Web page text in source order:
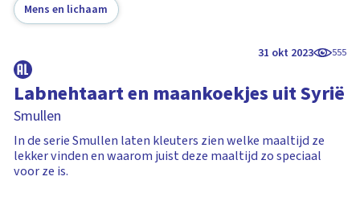
Mens en lichaam
31 okt 2023 555
Labnehtaart en maankoekjes uit Syrië
Smullen
In de serie Smullen laten kleuters zien welke maaltijd ze
lekker vinden en waarom juist deze maaltijd zo speciaal
voor ze is.